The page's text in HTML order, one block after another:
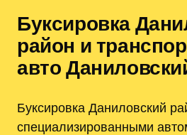
Буксировка
район и
авто
Буксировка Даниловский
специализированными